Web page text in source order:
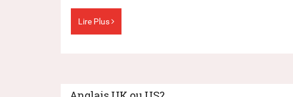
Lire Plus